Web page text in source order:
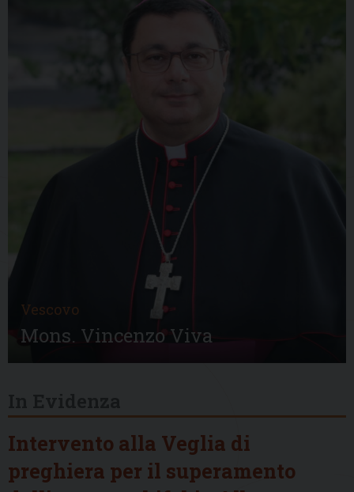
Vescovo
Mons. Vincenzo Viva
Intervento alla Veglia di
preghiera per il superamento